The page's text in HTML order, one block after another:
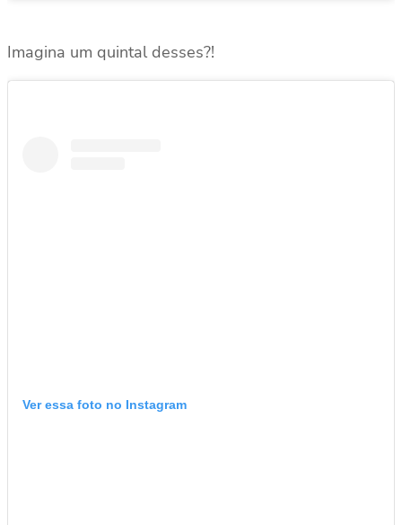
Imagina um quintal desses?!
Ver essa foto no Instagram